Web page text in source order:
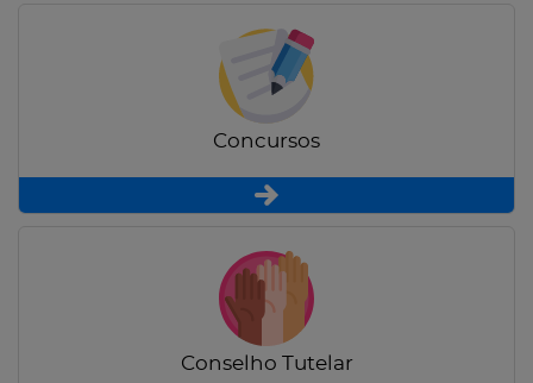
Concursos
Conselho Tutelar